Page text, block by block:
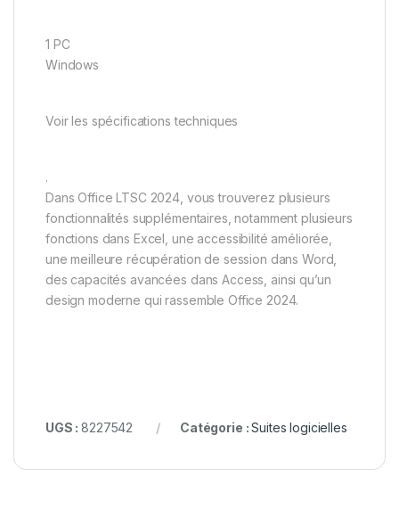
1 PC
Windows
Voir les spécifications techniques
.
Dans Office LTSC 2024, vous trouverez plusieurs
fonctionnalités supplémentaires, notamment plusieurs
fonctions dans Excel, une accessibilité améliorée,
une meilleure récupération de session dans Word,
des capacités avancées dans Access, ainsi qu’un
design moderne qui rassemble Office 2024.
UGS :8227542 Catégorie :Suites logicielles